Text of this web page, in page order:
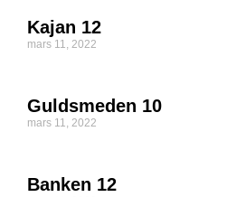
Kajan 12
mars 11, 2022
Guldsmeden 10
mars 11, 2022
Banken 12